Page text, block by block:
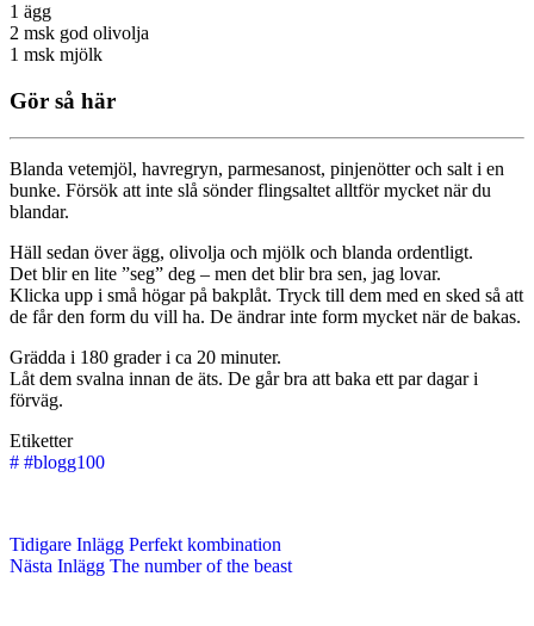
1 ägg
2 msk god olivolja
1 msk mjölk
Gör så här
Blanda vetemjöl, havregryn, parmesanost, pinjenötter och salt i en
bunke. Försök att inte slå sönder flingsaltet alltför mycket när du
blandar.
Häll sedan över ägg, olivolja och mjölk och blanda ordentligt.
Det blir en lite ”seg” deg – men det blir bra sen, jag lovar.
Klicka upp i små högar på bakplåt. Tryck till dem med en sked så att
de får den form du vill ha. De ändrar inte form mycket när de bakas.
Grädda i 180 grader i ca 20 minuter.
Låt dem svalna innan de äts. De går bra att baka ett par dagar i
förväg.
Etiketter
# #blogg100
Tidigare Inlägg Perfekt kombination
Nästa Inlägg The number of the beast